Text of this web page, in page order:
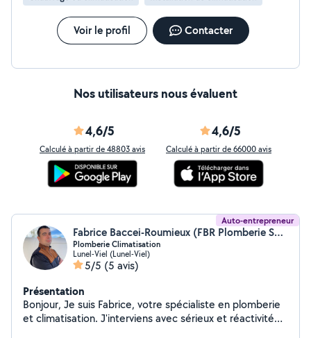
Voir le profil Contacter
Nos utilisateurs nous évaluent
4,6/5
Calculé à partir de 48803 avis
4,6/5
Calculé à partir de 66000 avis
Auto-entrepreneur
Fabrice Baccei-Roumieux (FBR Plomberie Services)
Plomberie Climatisation
Lunel-Viel (Lunel-Viel)
5/5 (5 avis)
Présentation
Bonjour, Je suis Fabrice, votre spécialiste en plomberie
et climatisation. J'interviens avec sérieux et réactivité